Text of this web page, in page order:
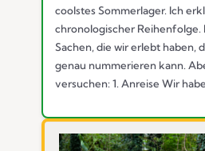
coolstes Sommerlager. Ich
chronologischer Reihenfolge.
Sachen, die wir erlebt haben,
genau nummerieren kann.
versuchen: 1. Anreise Wir